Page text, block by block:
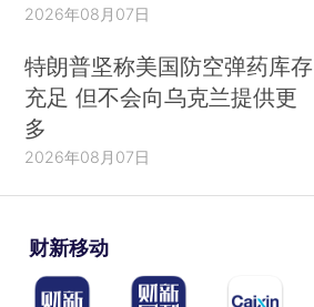
2026年08月07日
特朗普坚称美国防空弹药库存
充足 但不会向乌克兰提供更
多
2026年08月07日
财新移动